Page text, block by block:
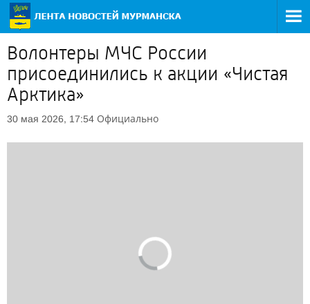
Волонтеры МЧС России
присоединились к акции «Чистая
Арктика»
30 мая 2026, 17:54 Официально